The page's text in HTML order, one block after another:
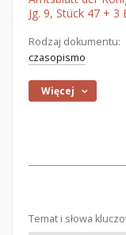
Jg. 9, Stück 47 + 3
Rodzaj dokumentu:
czasopismo
Więcej
Temat i słowa